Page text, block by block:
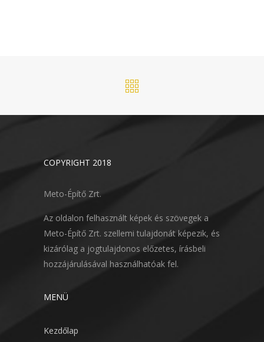
COPYRIGHT 2018
Meto-Építő Zrt.
Az oldalon felhasznált képek és szövegek a
Meto-Építő Zrt. szellemi tulajdonát képezik, és
kizárólag a jogtulajdonos előzetes, írásbeli
hozzájárulásával használhatóak fel.
MENÜ
Kezdőlap